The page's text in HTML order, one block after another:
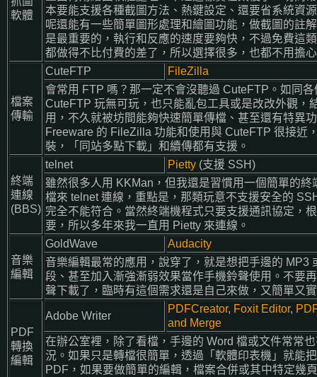
軟體
本要能支援各種截圖方法、熱鍵設定、還要省系統資
呢還能有一些簡單圖形處理和繪圖功能，做截圖的註
是最重要的，執行和反應的速度要夠快，不過免費這
都做得不比付費的差了，所以選擇很多，也都不用擔
檔案
傳輸
CuteFTP
FileZilla
會常用 FTP 嗎？那一定不會沒聽過 CuteFTP。如同
CuteFTP 玩無可玩，也只能亂包工具或是改改外觀，
用，不久就被坊間能夠快速簡單傳檔、甚至還有特異
Freeware 的 FileZilla 功能和使用與 CuteFTP 很接近
裝，「同站多點下載」和續傳都有支援。
終端
連線
(BBS)
telnet Pietty (支援 SSH)
雖然很多人用 KKMan，但我還是習慣用一個簡單的
檔來 telnet 連線，重點是，那類玩意不支援安全的
完全不能符合。當然終端機程式只要支援通訊協定，
要，所以多年來我一直用 Pietty 來連線。
音樂
編輯
GoldWave
Audacity
音樂編輯最常的應用，說穿了，就是想把手邊的 MP3
段、甚至加入漸強漸弱效果當作手機鈴聲使用。不要
聲下載了，臨時有這個需求還是自己來做，又簡單又
PDF
轉換
編輯
Adobe Writer
PDFCreator, Foxit Editor,
and Merge
在辦公室裡，除了看檔，手邊的 Word 檔或文件常常
況。如果只是轉檔很簡單，透過「軟體印表機」就能
PDF，如果要做簡單的編輯，檔案合併或其中特定幾